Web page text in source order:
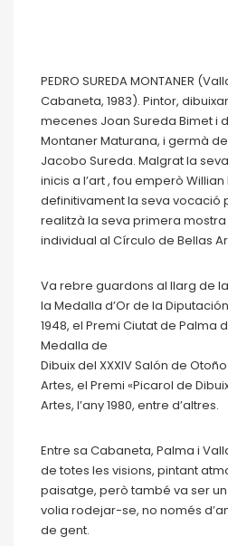
PEDRO SUREDA MONTANER
Cabaneta, 1983). Pintor,
mecenes Joan Sureda Bimet i
Montaner Maturana, i germà
Jacobo Sureda. Malgrat la
inicis a l’art , fou emperò
definitivament la seva vocació
realitzà la seva primera mostra
individual al Círculo de Bellas
Va rebre guardons al llarg de
la Medalla d’Or de la
1948, el Premi Ciutat de Palma
Medalla de
Dibuix del XXXIV Salón de
Artes, el Premi «Picarol de
Artes, l’any 1980, entre d’altres.
Entre sa Cabaneta, Palma i
de totes les visions, pintant
paisatge, però també va ser
volia rodejar-se, no només
de gent.